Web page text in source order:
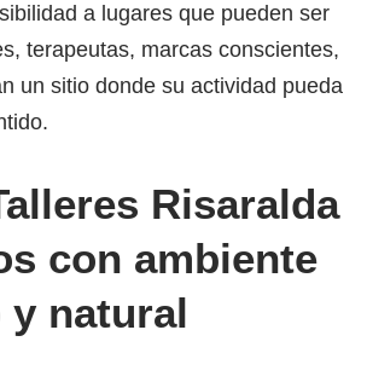
a lugares que pueden ser
terapeutas, marcas conscientes,
un sitio donde su actividad pueda
Risaralda
con ambiente
y natural